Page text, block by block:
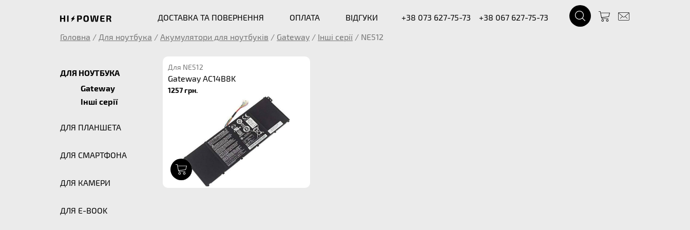
ДОСТАВКА ТА ПОВЕРНЕННЯ ОПЛАТА ВІДГУКИ +38 073 627-75-73
+38 067 627-75-73
Головна / Для ноутбука / Акумулятори для ноутбуків / Gateway / Інші серії / NE512
ДЛЯ НОУТБУКА
Gateway
Інші серії
ДЛЯ ПЛАНШЕТА
ДЛЯ СМАРТФОНА
ДЛЯ КАМЕРИ
ДЛЯ E-BOOK
Для NE512
Gateway AC14B8K
1257 грн.